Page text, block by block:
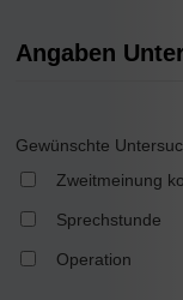
Angaben
Gewünschte
Zweitmeinung
Sprechstunde
Operation